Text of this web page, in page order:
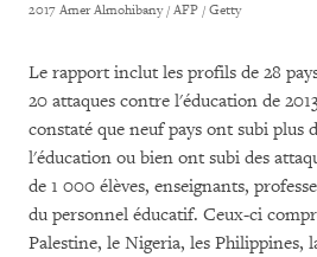
2017 Amer Almohibany / AFP / Getty
Le rapport inclut les profils de 28
20 attaques contre l'éducation de
constaté que neuf pays ont subi plus
l'éducation ou bien ont subi des
de 1 000 élèves, enseignants,
du personnel éducatif. Ceux-ci
Palestine, le Nigeria, les Philippines,